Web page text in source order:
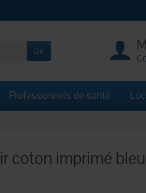
OK
Professionnels de santé
coton imprimé